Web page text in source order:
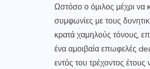
Ωστόσο ο όμιλος μέχρι να
συμφωνίες με τους
κρατά χαμηλούς τόνους,
ένα αμοιβαία επωφελές
εντός του τρέχοντος έτους